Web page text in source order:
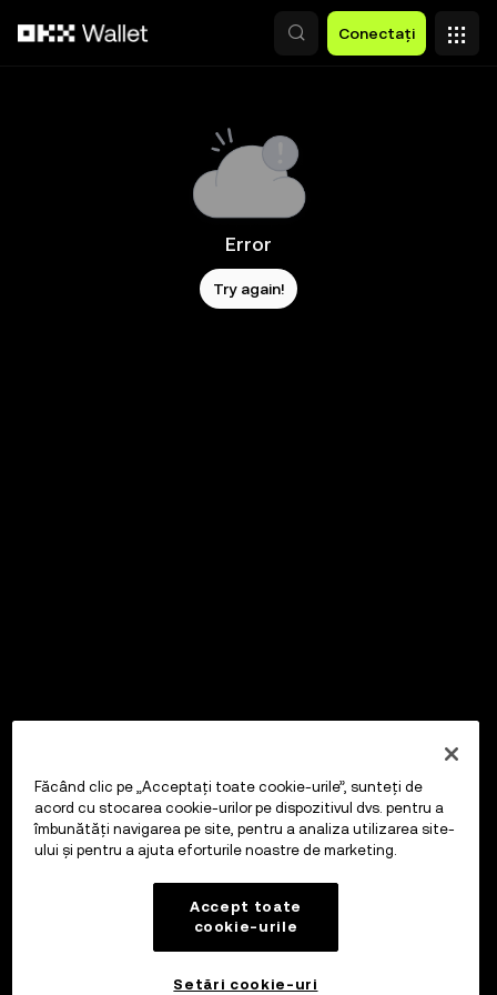
Conectați
Error
Try again!
Făcând clic pe „Acceptați toate cookie-urile”, sunteți de
acord cu stocarea cookie-urilor pe dispozitivul dvs. pentru a
îmbunătăți navigarea pe site, pentru a analiza utilizarea site-
ului și pentru a ajuta eforturile noastre de marketing.
Accept toate
cookie-urile
Setări cookie-uri